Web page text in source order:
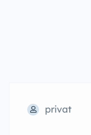
privat